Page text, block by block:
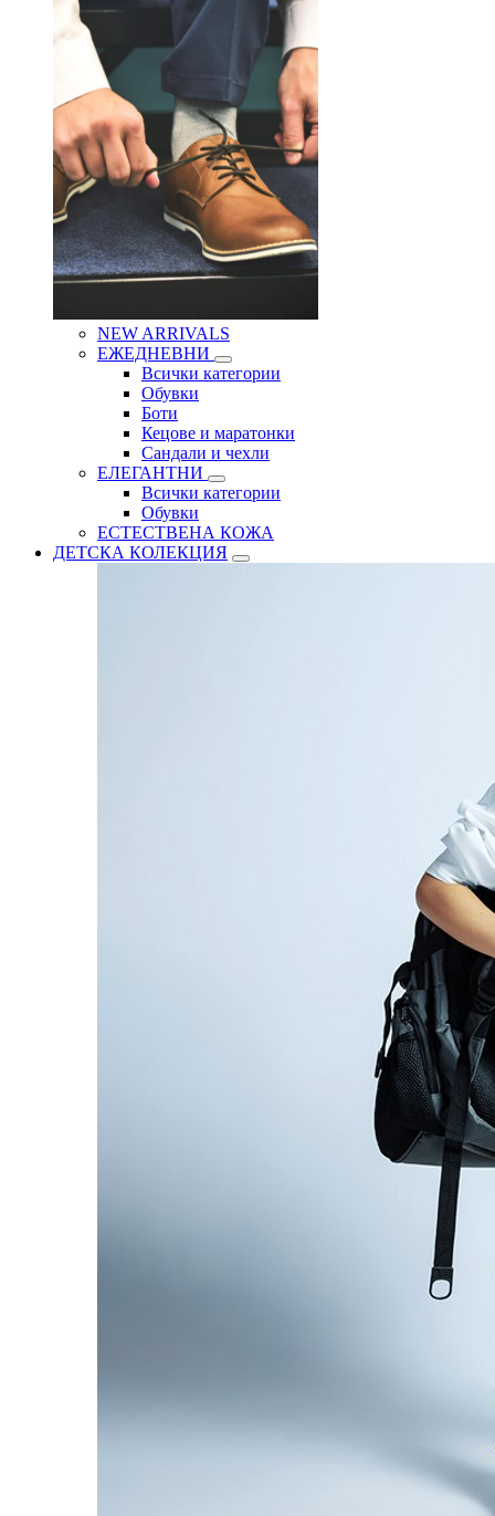
NEW ARRIVALS
ЕЖЕДНЕВНИ
Всички категории
Обувки
Боти
Кецове и маратонки
Сандали и чехли
ЕЛЕГАНТНИ
Всички категории
Обувки
ЕСТЕСТВЕНА КОЖА
ДЕТСКА КОЛЕКЦИЯ